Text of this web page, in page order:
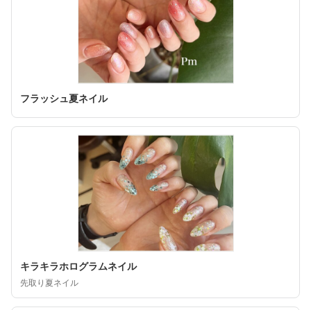
フラッシュ夏ネイル
キラキラホログラムネイル
先取り夏ネイル